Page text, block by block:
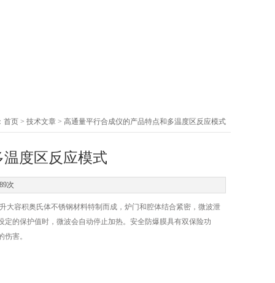
首页 > 技术文章 > 高通量平行合成仪的产品特点和多温度区反应模式
度区反应模式
次
大容积奥氏体不锈钢材料特制而成，炉门和腔体结合紧密，微波泄
的保护值时，微波会自动停止加热。安全防爆膜具有双保险功
害。